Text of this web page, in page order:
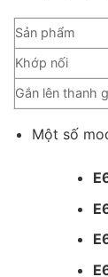
Sản phẩm
Khớp nối
Gắn lên thanh
Một số